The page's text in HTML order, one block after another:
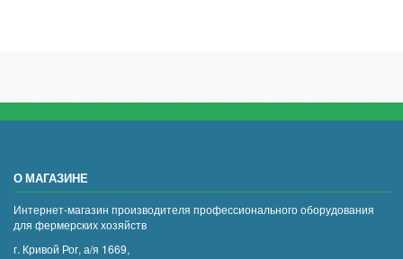
О МАГАЗИНЕ
Интернет-магазин производителя профессионального оборудования
для фермерских хозяйств
г. Кривой Рог, а/я 1669,